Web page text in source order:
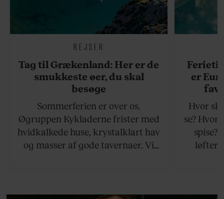
REJSER
Tag til Grækenland: Her er de
smukkeste øer, du skal
besøge
Sommerferien er over os.
Øgruppen Kykladerne frister med
hvidkalkede huse, krystalklart hav
og masser af gode tavernaer. Vi
er
Hvor
se? Hvor
spise?
løfter